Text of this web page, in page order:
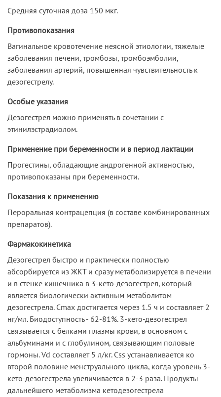
Средняя суточная доза 150 мкг.
Противопоказания
Вагинальное кровотечение неясной этиологии, тяжелые
заболевания печени, тромбозы, тромбоэмболии,
заболевания артерий, повышенная чувствительность к
дезогестрелу.
Особые указания
Дезогестрел можно применять в сочетании с
этинилэстрадиолом.
Применение при беременности и в период лактации
Прогестины, обладающие андрогенной активностью,
противопоказаны при беременности.
Показания к применению
Пероральная контрацепция (в составе комбинированных
препаратов).
Фармакокинетика
Дезогестрел быстро и практически полностью
абсорбируется из ЖКТ и сразу метаболизируется в печени
и в стенке кишечника в 3-кето-дезогестрел, который
является биологически активным метаболитом
дезогестрела. Cmax достигается через 1.5 ч и составляет 2
нг/мл. Биодоступность - 62-81%. 3-кето-дезогестрел
связывается с белками плазмы крови, в основном с
альбуминами и с глобулином, связывающим половые
гормоны. Vd составляет 5 л/кг. Css устанавливается ко
второй половине менструального цикла, когда уровень 3-
кето-дезогестрела увеличивается в 2-3 раза. Продукты
дальнейшего метаболизма кетодезогестрела